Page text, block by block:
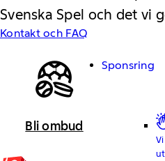
Sponsring
Svenska Spel och det vi
Kontakt och FAQ
Bli ombud